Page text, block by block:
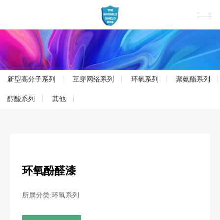
新型高分子系列 互穿网络系列 环氧系列 聚氨酯系列
醇酸系列 其他
环氧酚醛漆
所属分类:环氧系列